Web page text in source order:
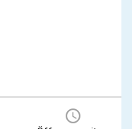
query_builder